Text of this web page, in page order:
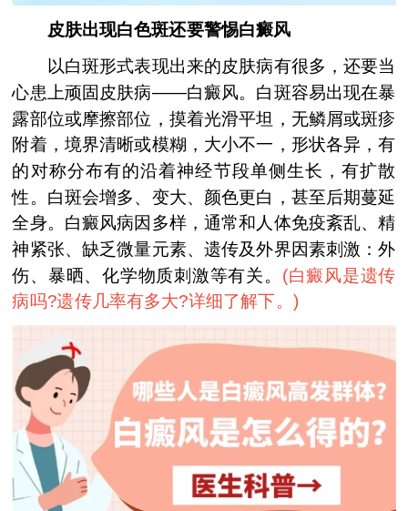
皮肤出现白色斑还要警惕白癜风
以白斑形式表现出来的皮肤病有很多，还要当
心患上顽固皮肤病——白癜风。白斑容易出现在暴
露部位或摩擦部位，摸着光滑平坦，无鳞屑或斑疹
附着，境界清晰或模糊，大小不一，形状各异，有
的对称分布有的沿着神经节段单侧生长，有扩散
性。白斑会增多、变大、颜色更白，甚至后期蔓延
全身。白癜风病因多样，通常和人体免疫紊乱、精
神紧张、缺乏微量元素、遗传及外界因素刺激：外
伤、暴晒、化学物质刺激等有关。 (白癜风是遗传
病吗?遗传几率有多大?详细了解下。 )